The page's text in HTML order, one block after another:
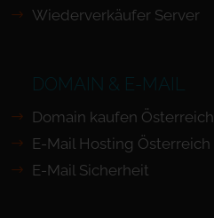
Wiederverkäufer Server
DOMAIN & E-MAIL
Domain kaufen Österreich
E-Mail Hosting Österreich
E-Mail Sicherheit